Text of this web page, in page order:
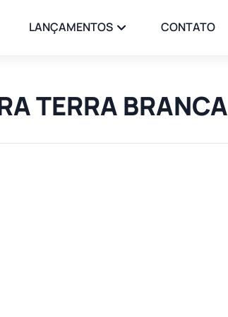
LANÇAMENTOS CONTATO
TERRA BRANCA